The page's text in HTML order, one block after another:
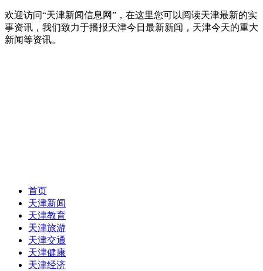
欢迎访问“天津新闻信息网”，在这里您可以阅读天津最新的实
事资讯，我们致力于播报天津今日最新新闻，天津今天的重大
新闻等资讯。
首页
天津新闻
天津教育
天津旅游
天津交通
天津健康
天津经济